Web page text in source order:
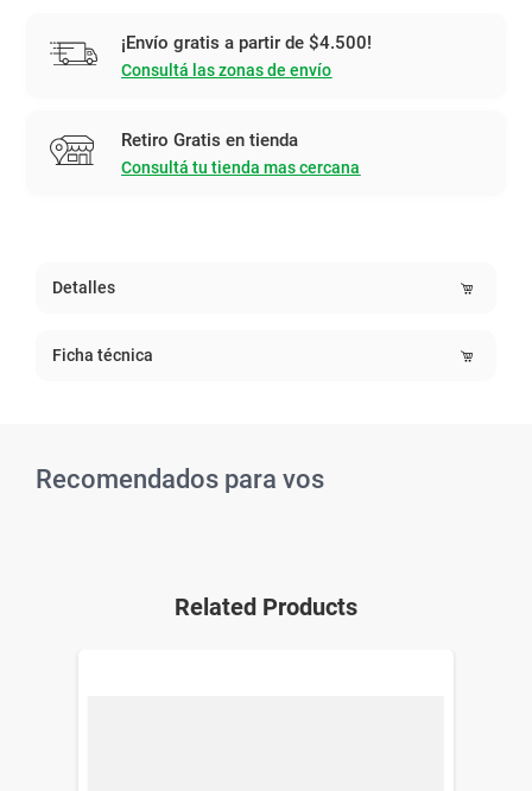
¡Envío gratis a partir de $4.500!
Consultá las zonas de envío
Retiro Gratis en tienda
Consultá tu tienda mas cercana
Detalles
Ficha técnica
Recomendados para vos
Related Products